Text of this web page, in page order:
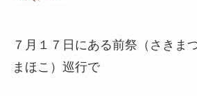
７月１７日にある前祭（さきま
まほこ）巡行で